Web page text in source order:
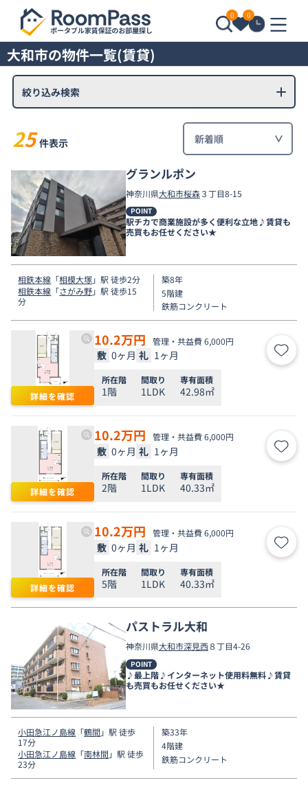
0 0
大和市の物件一覧(賃貸)
絞り込み検索
25 件表示
グランルポン
神奈川県大和市桜森３丁目8-15
POINT
駅チカで商業施設が多く便利な立地♪賃貸も
売買もお任せください★
相鉄本線 「相模大塚」駅 徒歩2分
相鉄本線 「さがみ野」駅 徒歩15
分
築8年
5階建
鉄筋コンクリート
詳細を確認
10.2万円 管理・共益費 6,000円
敷 0ヶ月 礼 1ヶ月 お気
所在階
1階
間取り
1LDK
専有面積
42.98㎡
詳細を確認
10.2万円 管理・共益費 6,000円
敷 0ヶ月 礼 1ヶ月 お気
所在階
2階
間取り
1LDK
専有面積
40.33㎡
詳細を確認
10.2万円 管理・共益費 6,000円
敷 0ヶ月 礼 1ヶ月 お気
所在階
5階
間取り
1LDK
専有面積
40.33㎡
パストラル大和
神奈川県大和市深見西８丁目4-26
POINT
♪最上階♪インターネット使用料無料♪賃貸
も売買もお任せください★
小田急江ノ島線 「鶴間 」駅 徒歩
17分
小田急江ノ島線 「南林間 」駅 徒歩
23分
築33年
4階建
鉄筋コンクリート